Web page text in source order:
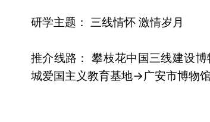
研学主题： 三线情怀 激情岁月
推介线路： 攀枝花中国三线建设
城爱国主义教育基地→广安市博物